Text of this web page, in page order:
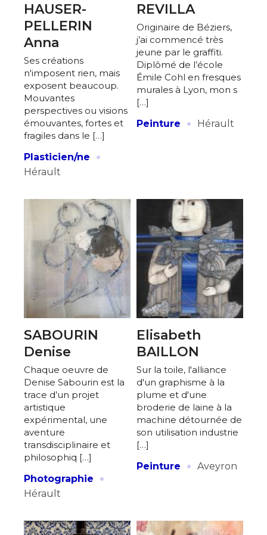
HAUSER-
PELLERIN
Anna
Ses créations
n'imposent rien, mais
exposent beaucoup.
Mouvantes
perspectives ou visions
émouvantes, fortes et
fragiles dans le […]
Plasticien/ne
·
Hérault
REVILLA
Originaire de Béziers,
j’ai commencé très
jeune par le graffiti.
Diplômé de l’école
Émile Cohl en fresques
murales à Lyon, mon s
[…]
Peinture
· Hérault
SABOURIN
Denise
Chaque oeuvre de
Denise Sabourin est la
trace d’un projet
artistique
expérimental, une
aventure
transdisciplinaire et
philosophiq […]
Photographie
·
Hérault
Elisabeth
BAILLON
Sur la toile, l'alliance
d'un graphisme à la
plume et d'une
broderie de laine à la
machine détournée de
son utilisation industrie
[…]
Peinture
· Aveyron